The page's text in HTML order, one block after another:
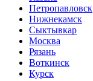
Петропавловск
Нижнекамск
Сыктывкар
Москва
Рязань
Воткинск
Курск